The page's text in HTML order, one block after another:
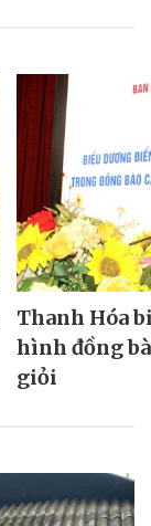
Thanh Hóa
hình đồng
giỏi